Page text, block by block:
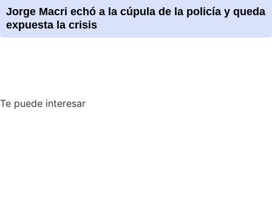
Jorge Macri echó a la cúpula de la policía y queda
expuesta la crisis
Te puede interesar